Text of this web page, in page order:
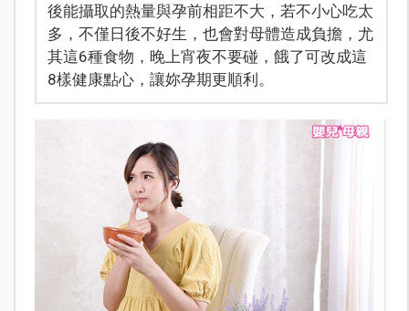
後能攝取的熱量與孕前相距不大，若不小心吃太
多，不僅日後不好生，也會對母體造成負擔，尤
其這6種食物，晚上宵夜不要碰，餓了可改成這
8樣健康點心，讓妳孕期更順利。